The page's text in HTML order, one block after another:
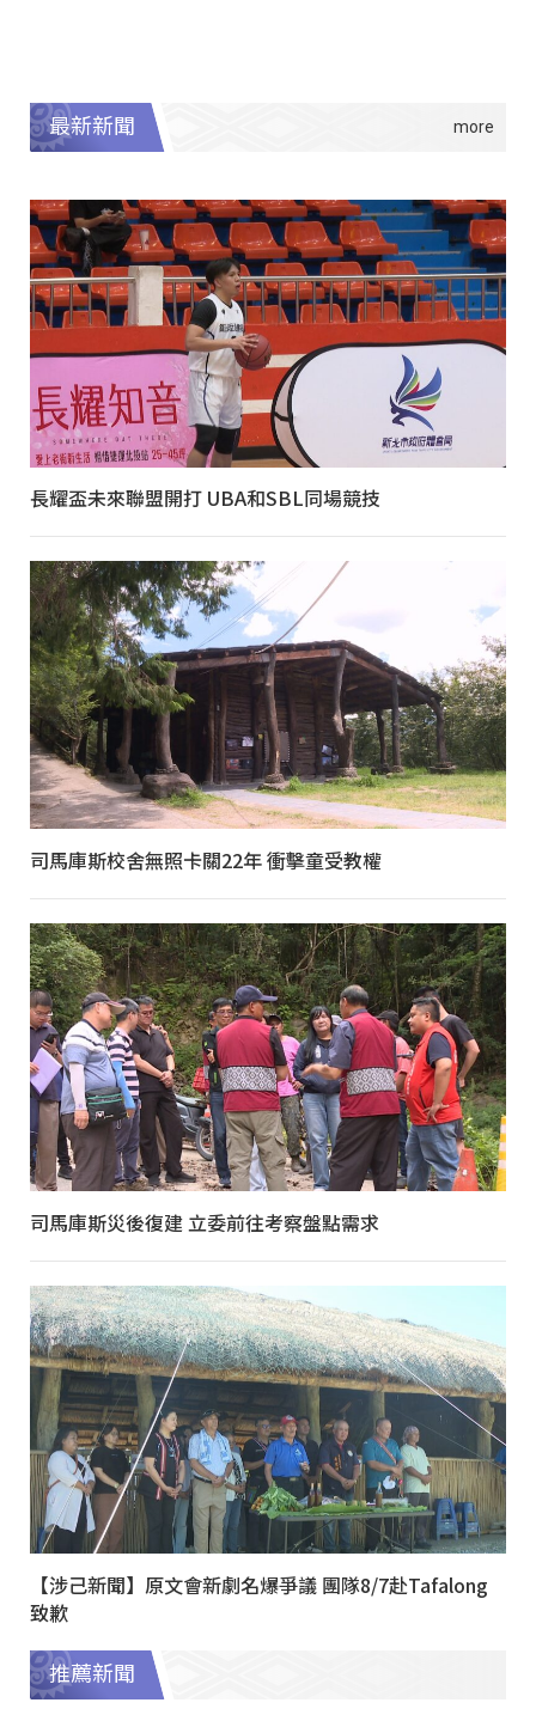
最新新聞
長耀盃未來聯盟開打 UBA和SBL同場競技
司馬庫斯校舍無照卡關22年 衝擊童受教權
司馬庫斯災後復建 立委前往考察盤點需求
【涉己新聞】原文會新劇名爆爭議 團隊8/7赴Tafalong
致歉
推薦新聞